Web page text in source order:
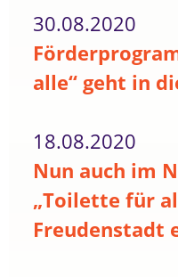
30.08.2020
alle“ geht in
18.08.2020
Nun auch im
„Toilette für
Freudenstadt